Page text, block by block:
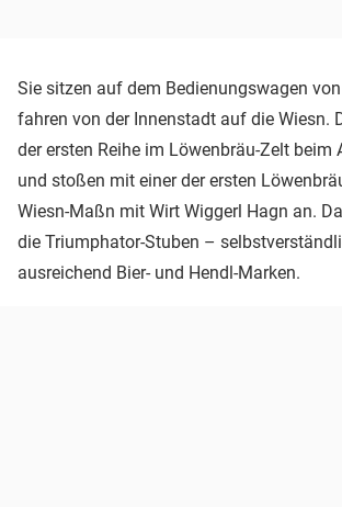
Sie sitzen auf dem Bedienungswagen
fahren von der Innenstadt auf die Wiesn.
der ersten Reihe im Löwenbräu-Zelt beim
und stoßen mit einer der ersten
Wiesn-Maßn mit Wirt Wiggerl Hagn an.
die Triumphator-Stuben –
ausreichend Bier- und Hendl-Marken.